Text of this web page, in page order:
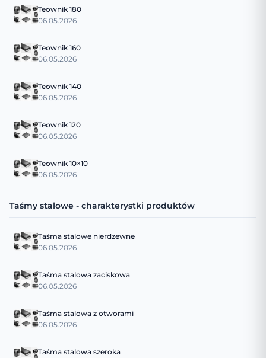
Teownik 180
06.05.2026
Teownik 160
06.05.2026
Teownik 140
06.05.2026
Teownik 120
06.05.2026
Teownik 10×10
06.05.2026
Taśmy stalowe - charakterystki produktów
Taśma stalowe nierdzewne
06.05.2026
Taśma stalowa zaciskowa
06.05.2026
Taśma stalowa z otworami
06.05.2026
Taśma stalowa szeroka